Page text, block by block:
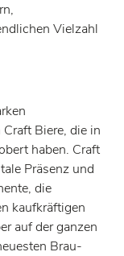
Vielzahl
Biere, die in
haben. Craft
Präsenz und
die
kaufkräftigen
auf der ganzen
Brau-